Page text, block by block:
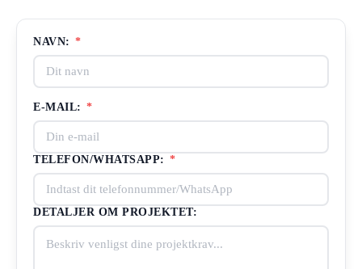
NAVN: *
E-MAIL: *
TELEFON/WHATSAPP: *
DETALJER OM PROJEKTET: